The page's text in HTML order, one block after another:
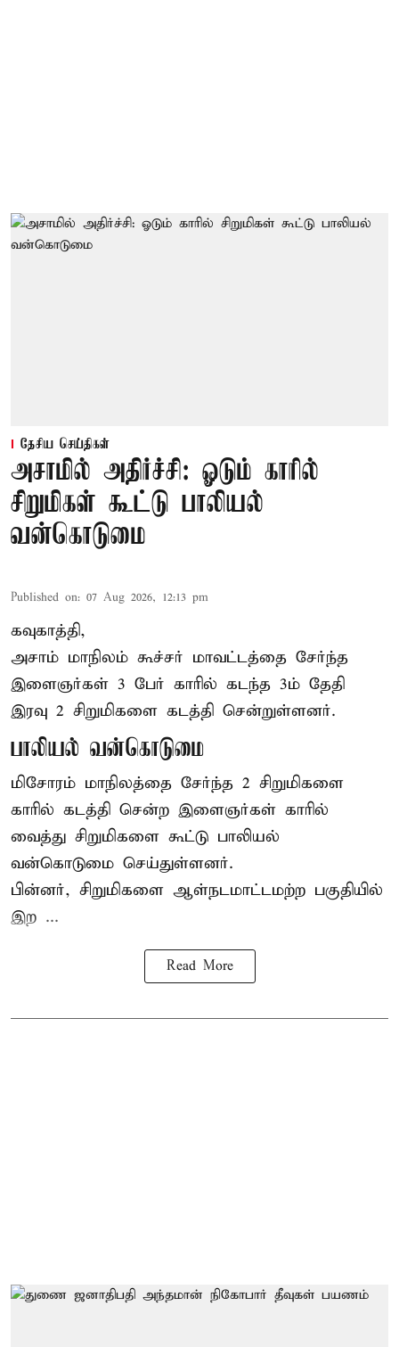
தேசிய செய்திகள்
அசாமில் அதிர்ச்சி: ஓடும் காரில்
சிறுமிகள் கூட்டு பாலியல்
வன்கொடுமை
Published on: 07 Aug 2026, 12:13 pm
கவுகாத்தி,
அசாம் மாநிலம் கூச்சர் மாவட்டத்தை சேர்ந்த
இளைஞர்கள் 3 பேர் காரில் கடந்த 3ம் தேதி
இரவு 2 சிறுமிகளை கடத்தி சென்றுள்ளனர்.
பாலியல் வன்கொடுமை
மிசோரம் மாநிலத்தை சேர்ந்த 2 சிறுமிகளை
காரில் கடத்தி சென்ற இளைஞர்கள் காரில்
வைத்து சிறுமிகளை கூட்டு பாலியல்
வன்கொடுமை செய்துள்ளனர்.
பின்னர், சிறுமிகளை ஆள்நடமாட்டமற்ற பகுதியில்
இற ...
Read More